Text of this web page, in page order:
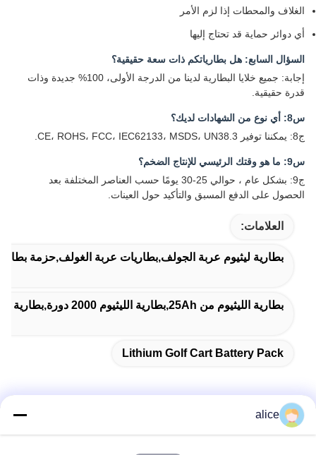
الغلاف والمحطات إذا لزم الأمر
أي دوائر حماية قد تحتاج إليها
السؤال السابع: هل بطارياتكم ذات سعة حقيقية؟
إجابة: جميع خلايا البطارية لدينا من الدرجة الأولى، 100% جديدة وذات
قدرة حقيقية.
س8: أي نوع من الشهادات لديك؟
ج8: يمكننا توفير CE، ROHS، FCC، IEC62133، MSDS، UN38.3.
س9: ما هو وقتك الرئيسي للإنتاج الضخم؟
ج9: بشكل عام ، حوالي 25-30 يومًا حسب العناصر المختلفة بعد
الحصول على الدفع المسبق والتأكيد حول العينات.
العلامات:
بطارية ليثيوم عربة الجولف,بطاريات عربة الغولف,حزمة
بطارية الليثيوم من 25Ah,بطارية الليثيوم 2000 دورة,بطارية (ليفبو 4) للكهرباء
Lithium Golf Cart Battery Pack
الاتصال السريع
alice